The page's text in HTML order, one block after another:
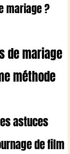
mariage ?
de mariage
méthode
astuces
de film